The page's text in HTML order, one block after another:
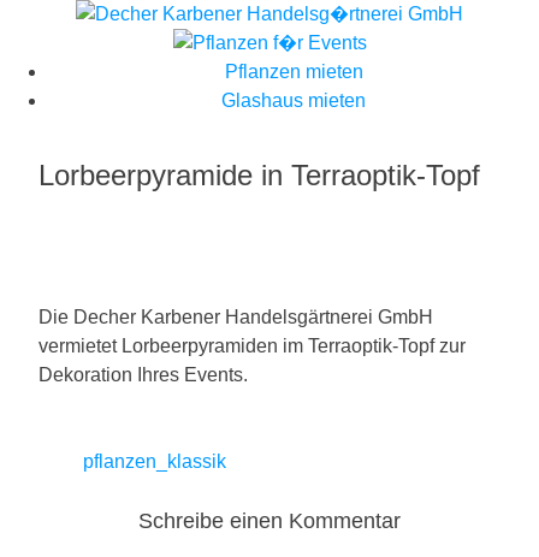
content
Pflanzen mieten
Glashaus mieten
Lorbeerpyramide in Terraoptik-Topf
Die Decher Karbener Handelsgärtnerei GmbH
vermietet Lorbeerpyramiden im Terraoptik-Topf zur
Dekoration Ihres Events.
Beitragsnavigation
pflanzen_klassik
Schreibe einen Kommentar